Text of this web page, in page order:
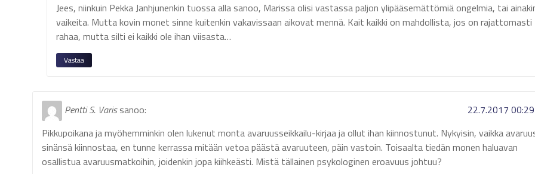
Jees, niinkuin Pekka Janhjunenkin tuossa alla sanoo, Marissa olisi vastassa paljon ylipääsemättömiä ongelmia, tai
vaikeita. Mutta kovin monet sinne kuitenkin vakavissaan aikovat mennä. Kait kaikki on mahdollista, jos on rajattomasti
rahaa, mutta silti ei kaikki ole ihan viisasta…
Vastaa
Pentti S. Varis sanoo:
22.7.2017 00:29
Pikkupoikana ja myöhemminkin olen lukenut monta avaruusseikkailu-kirjaa ja ollut ihan kiinnostunut. Nykyisin, vaikka
sinänsä kiinnostaa, en tunne kerrassa mitään vetoa päästä avaruuteen, päin vastoin. Toisaalta tiedän monen haluavan
osallistua avaruusmatkoihin, joidenkin jopa kiihkeästi. Mistä tällainen psykologinen eroavuus johtuu?